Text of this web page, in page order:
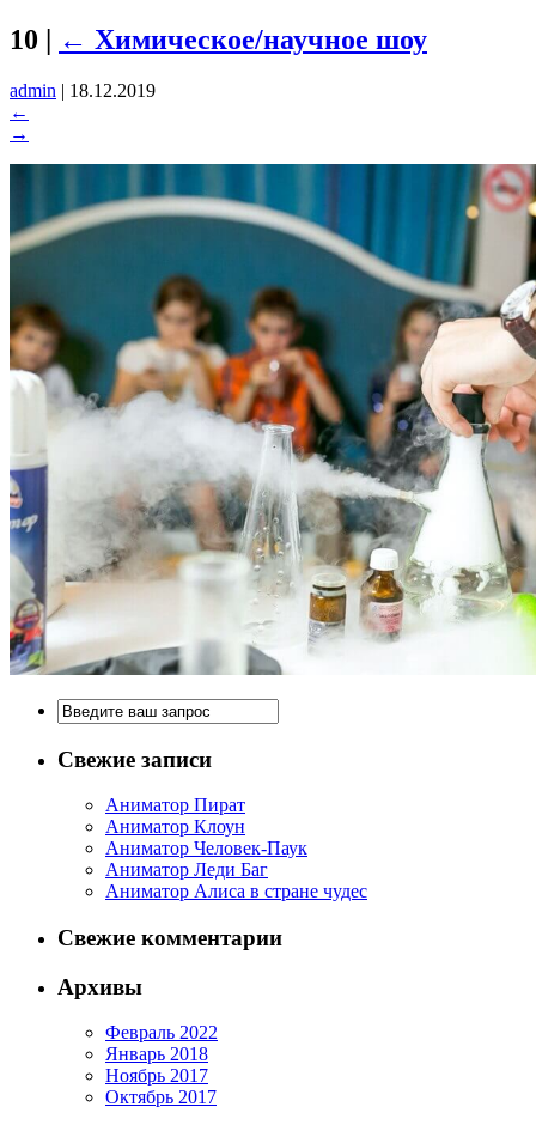
10 | ← Химическое/научное шоу
admin | 18.12.2019
←
→
Свежие записи
Аниматор Пират
Аниматор Клоун
Аниматор Человек-Паук
Аниматор Леди Баг
Аниматор Алиса в стране чудес
Свежие комментарии
Архивы
Февраль 2022
Январь 2018
Ноябрь 2017
Октябрь 2017